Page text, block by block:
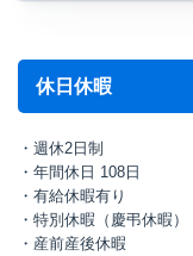
休日休暇
・週休2日制
・年間休日 108日
・有給休暇有り
・特別休暇（慶弔休暇）
・産前産後休暇